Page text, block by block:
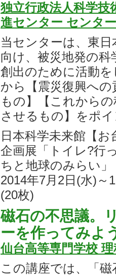
独立行政法人科学技
進センター センタ
当センターは、東
向け、被災地発の
創出のために活動
から【震災復興へ
もの】【これから
させるもの】をポ
日本科学未来館【
企画展「トイレ?行
ちと地球のみらい」
2014年7月2日(水)～
(20枚)
磁石の不思議。
ーを作ってみよ
仙台高等専門学校
この講座では、「